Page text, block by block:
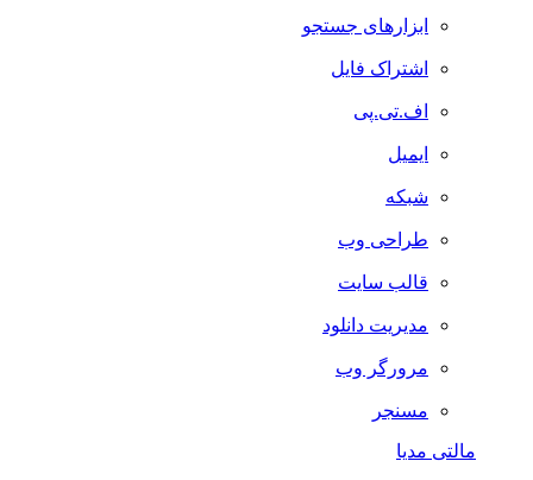
ابزارهای جستجو
اشتراک فایل
اف.تی.پی
ایمیل
شبکه
طراحی وب
قالب سایت
مدیریت دانلود
مرورگر وب
مسنجر
مالتی مدیا